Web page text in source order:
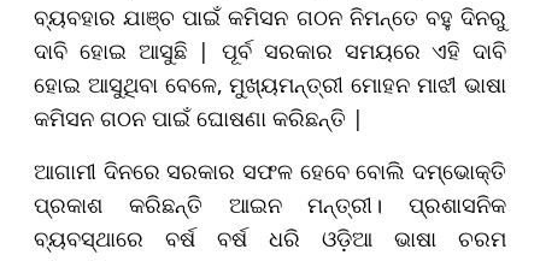
ବ୍ୟବହାର ଯାଞ୍ଚ ପାଇଁ କମିସନ ଗଠନ ନିମନ୍ତେ ବହୁ ଦିନରୁ
ଦାବି ହୋଇ ଆସୁଛି | ପୂର୍ବ ସରକାର ସମୟରେ ଏହି ଦାବି
ହୋଇ ଆସୁଥିବା ବେଳେ, ମୁଖ୍ୟମନ୍ତ୍ରୀ ମୋହନ ମାଝୀ ଭାଷା
କମିସନ ଗଠନ ପାଇଁ ଘୋଷଣା କରିଛନ୍ତି |
ଆଗାମୀ ଦିନରେ ସରକାର ସଫଳ ହେବେ ବୋଲି ଦମ୍ଭୋକ୍ତି
ପ୍ରକାଶ କରିଛନ୍ତି ଆଇନ ମନ୍ତ୍ରୀ। ପ୍ରଶାସନିକ
ବ୍ୟବସ୍ଥାରେ ବର୍ଷ ବର୍ଷ ଧରି ଓଡ଼ିଆ ଭାଷା ଚରମ